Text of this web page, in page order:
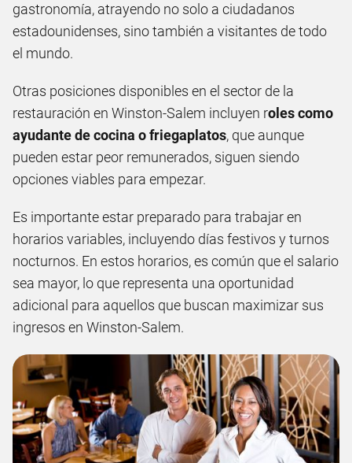
gastronomía, atrayendo no solo a ciudadanos
estadounidenses, sino también a visitantes de todo
el mundo.
Otras posiciones disponibles en el sector de la
restauración en Winston-Salem incluyen roles como
ayudante de cocina o friegaplatos, que aunque
pueden estar peor remunerados, siguen siendo
opciones viables para empezar.
Es importante estar preparado para trabajar en
horarios variables, incluyendo días festivos y turnos
nocturnos. En estos horarios, es común que el salario
sea mayor, lo que representa una oportunidad
adicional para aquellos que buscan maximizar sus
ingresos en Winston-Salem.